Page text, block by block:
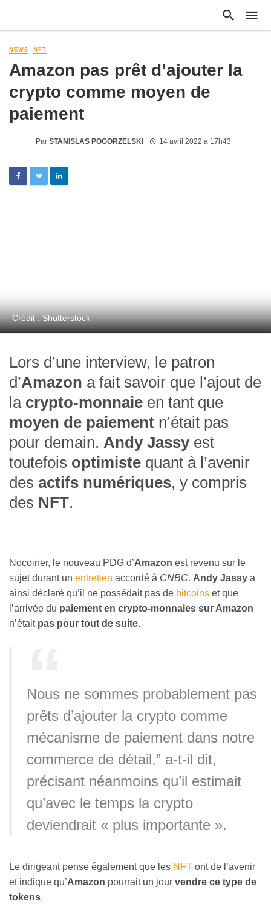
NEWS NFT
Amazon pas prêt d’ajouter la
crypto comme moyen de
paiement
Par STANISLAS POGORZELSKI 14 avril 2022 à 17h43
Crédit : Shutterstock
Lors d’une interview, le patron
d’Amazon a fait savoir que l’ajout de
la crypto-monnaie en tant que
moyen de paiement n’était pas
pour demain. Andy Jassyest
toutefois optimiste quant à l’avenir
des actifs numériques, y compris
des NFT.
Nocoiner, le nouveau PDG d’Amazon est revenu sur le
sujet durant un entretien accordé à CNBC. Andy Jassy a
ainsi déclaré qu’il ne possédait pas de bitcoins et que
l’arrivée du paiement en crypto-monnaies sur Amazon
n’était pas pour tout de suite.
Nous ne sommes probablement pas
prêts d’ajouter la crypto comme
mécanisme de paiement dans notre
commerce de détail,” a-t-il dit,
précisant néanmoins qu’il estimait
qu’avec le temps la crypto
deviendrait « plus importante ».
Le dirigeant pense également que les NFT ont de l’avenir
et indique qu’Amazon pourrait un jour vendre ce type de
tokens.